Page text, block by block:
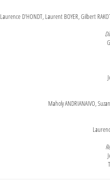
Laurence D'HONDT, Laurent BOYER, Gilbert
Maholy ANDRIANAIVO,